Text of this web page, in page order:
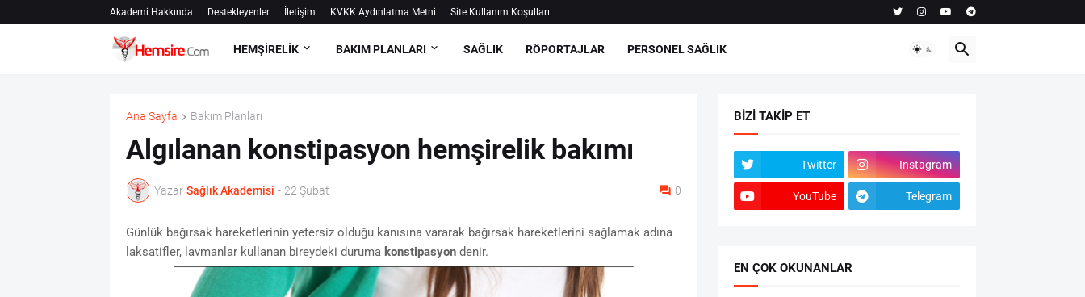
Akademi Hakkında Destekleyenler İletişim KVKK Aydınlatma Metni Site Kullanım Koşulları
HEMŞİRELİK BAKIM PLANLARI SAĞLIK RÖPORTAJLAR PERSONEL SAĞLIK
Ana Sayfa Bakım Planları
Algılanan konstipasyon hemşirelik bakımı
Yazar Sağlık Akademisi - 22 Şubat 0
Günlük bağırsak hareketlerinin yetersiz olduğu kanısına vararak bağırsak hareketlerini sağlamak adına
laksatifler, lavmanlar kullanan bireydeki duruma konstipasyondenir.
BIZI TAKIP ET
Twitter Instagram
YouTube Telegram
EN ÇOK OKUNANLAR